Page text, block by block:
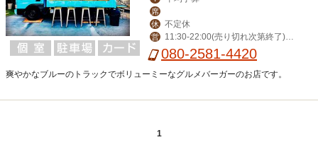
席
休
不定休
営
11:30-22:00(売り切れ次第終了)※
出店場所により営業時間変動
080-2581-4420
爽やかなブルーのトラックでボリューミーなグルメバーガーのお店です。
1